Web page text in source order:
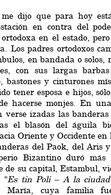
dijo que para hoy
en contra del
en el estado,
Los padres ortodoxos
en bandada o solos,
con sus largas
bastones y cinturones
tener esposa e hijos,
hacerse monjes. En
verse izadas las
el blasón del águila
Oriente y Occidente en
del Paok, del Aris
Bizantino duró
de su capital, Estambul,
"Es tin Poli – A la
María, cuya familia